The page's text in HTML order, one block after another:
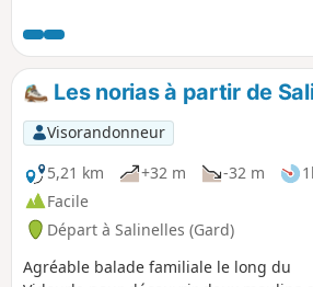
mais aussi ânes, chevaux, poules. On
balisage Jaune, ce qui rend cette
possible même sans GPS, et, si vous
carte, plusieurs raccourcis sont
cas d'enfants fatigués. Plusieurs points
prêtent bien au pique-nique.
Les norias à partir de
Visorandonneur
5,21 km
+32 m -32 m
Facile
Départ à Salinelles (Gard)
Agréable balade familiale le long du